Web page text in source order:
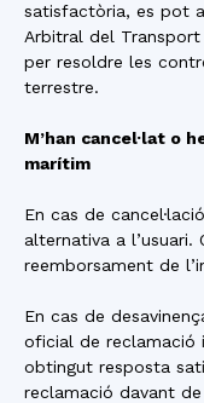
satisfactòria, es pot
Arbitral del Transport
per resoldre les
terrestre.
M’han cancel·lat o
marítim
En cas de
alternativa a
reemborsament de
En cas de
oficial de reclamació
obtingut resposta
reclamació davant